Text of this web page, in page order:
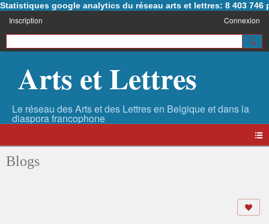
Statistiques google analytics du réseau arts et lettres: 8 403 746
Inscription Connexion
Arts et Lettres
Blogs